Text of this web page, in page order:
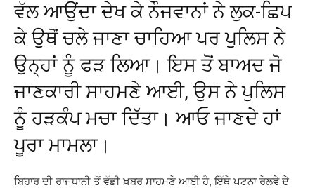
ਵੱਲ ਆਉਂਦਾ ਦੇਖ ਕੇ ਨੌਜਵਾਨਾਂ ਨੇ ਲੁਕ-ਛਿਪ
ਕੇ ਉਥੋਂ ਚਲੇ ਜਾਣਾ ਚਾਹਿਆ ਪਰ ਪੁਲਿਸ ਨੇ
ਉਨ੍ਹਾਂ ਨੂੰ ਫੜ ਲਿਆ। ਇਸ ਤੋਂ ਬਾਅਦ ਜੋ
ਜਾਣਕਾਰੀ ਸਾਹਮਣੇ ਆਈ, ਉਸ ਨੇ ਪੁਲਿਸ
ਨੂੰ ਹੜਕੰਪ ਮਚਾ ਦਿੱਤਾ। ਆਓ ਜਾਣਦੇ ਹਾਂ
ਪੂਰਾ ਮਾਮਲਾ।
ਬਿਹਾਰ ਦੀ ਰਾਜਧਾਨੀ ਤੋਂ ਵੱਡੀ ਖ਼ਬਰ ਸਾਹਮਣੇ ਆਈ ਹੈ, ਇੱਥੇ ਪਟਨਾ ਰੇਲਵੇ ਦੇ